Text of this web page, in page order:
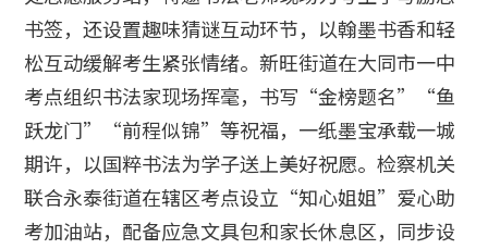
书签，还设置趣味猜谜互动环节，以翰墨书香和轻
松互动缓解考生紧张情绪。新旺街道在大同市一中
考点组织书法家现场挥毫，书写“金榜题名”“鱼
跃龙门”“前程似锦”等祝福，一纸墨宝承载一城
期许，以国粹书法为学子送上美好祝愿。检察机关
联合永泰街道在辖区考点设立“知心姐姐”爱心助
考加油站，配备应急文具包和家长休息区，同步设